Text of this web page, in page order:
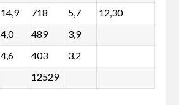
14,9 718 5,7 12,30
4,0 489 3,9
4,6 403 3,2
12529